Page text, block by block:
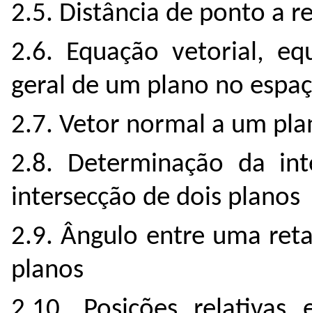
2.5. Distância de ponto a
2.6. Equação vetorial,
geral de um plano no
2.7. Vetor normal a um
2.8. Determinação da
intersecção de dois planos
2.9. Ângulo entre uma
planos